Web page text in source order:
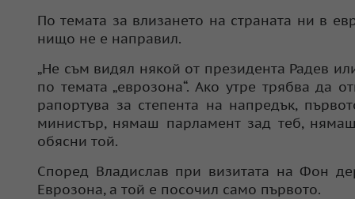
По темата за влизането на страната ни в
нищо не е направил.
„Не съм видял някой от президента Радев
по темата „еврозона“. Ако утре трябва да
рапортува за степента на напредък,
министър, нямаш парламент зад теб,
обясни той.
Според Владислав при визитата на Фон
Еврозона, а той е посочил само първото.